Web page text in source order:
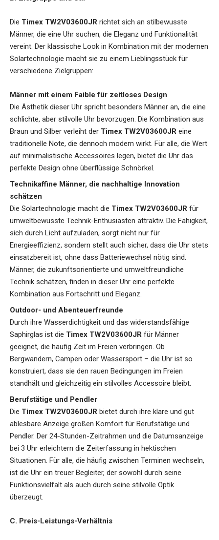
Die Timex TW2V03600JR richtet sich an stilbewusste
Männer, die eine Uhr suchen, die Eleganz und Funktionalität
vereint. Der klassische Look in Kombination mit der modernen
Solartechnologie macht sie zu einem Lieblingsstück für
verschiedene Zielgruppen:
Männer mit einem Faible für zeitloses Design
Die Ästhetik dieser Uhr spricht besonders Männer an, die eine
schlichte, aber stilvolle Uhr bevorzugen. Die Kombination aus
Braun und Silber verleiht der Timex TW2V03600JR eine
traditionelle Note, die dennoch modern wirkt. Für alle, die Wert
auf minimalistische Accessoires legen, bietet die Uhr das
perfekte Design ohne überflüssige Schnörkel.
Technikaffine Männer, die nachhaltige Innovation
schätzen
Die Solartechnologie macht die Timex TW2V03600JR für
umweltbewusste Technik-Enthusiasten attraktiv. Die Fähigkeit,
sich durch Licht aufzuladen, sorgt nicht nur für
Energieeffizienz, sondern stellt auch sicher, dass die Uhr stets
einsatzbereit ist, ohne dass Batteriewechsel nötig sind.
Männer, die zukunftsorientierte und umweltfreundliche
Technik schätzen, finden in dieser Uhr eine perfekte
Kombination aus Fortschritt und Eleganz.
Outdoor- und Abenteuerfreunde
Durch ihre Wasserdichtigkeit und das widerstandsfähige
Saphirglas ist die Timex TW2V03600JR für Männer
geeignet, die häufig Zeit im Freien verbringen. Ob
Bergwandern, Campen oder Wassersport – die Uhr ist so
konstruiert, dass sie den rauen Bedingungen im Freien
standhält und gleichzeitig ein stilvolles Accessoire bleibt.
Berufstätige und Pendler
Die Timex TW2V03600JR bietet durch ihre klare und gut
ablesbare Anzeige großen Komfort für Berufstätige und
Pendler. Der 24-Stunden-Zeitrahmen und die Datumsanzeige
bei 3 Uhr erleichtern die Zeiterfassung in hektischen
Situationen. Für alle, die häufig zwischen Terminen wechseln,
ist die Uhr ein treuer Begleiter, der sowohl durch seine
Funktionsvielfalt als auch durch seine stilvolle Optik
überzeugt.
C. Preis-Leistungs-Verhältnis